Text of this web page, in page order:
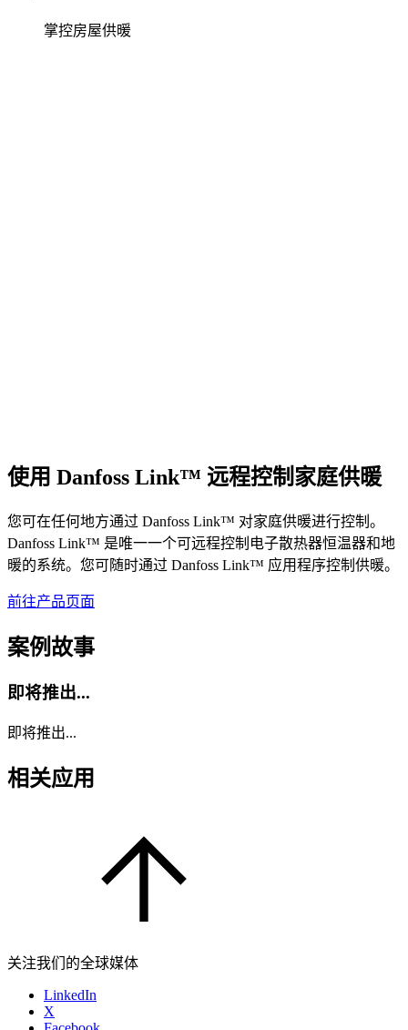
掌控房屋供暖
使用 Danfoss Link™ 远程控制家庭供暖
您可在任何地方通过 Danfoss Link™ 对家庭供暖进行控制。
Danfoss Link™ 是唯一一个可远程控制电子散热器恒温器和地
暖的系统。您可随时通过 Danfoss Link™ 应用程序控制供暖。
前往产品页面
案例故事
即将推出...
即将推出...
相关应用
关注我们的全球媒体
LinkedIn
X